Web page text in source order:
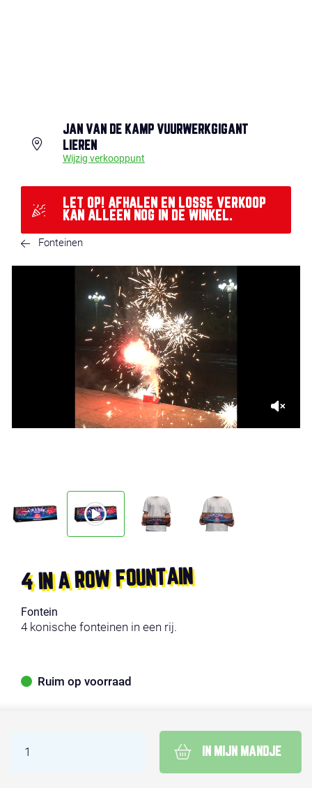
JAN VAN DE KAMP VUURWERKGIGANT
LIEREN
Wijzig verkooppunt
LET OP! AFHALEN EN LOSSE VERKOOP
KAN ALLEEN NOG IN DE WINKEL.
Fonteinen
4 IN A ROW FOUNTAIN
Fontein
4 konische fonteinen in een rij.
Ruim op voorraad
IN MIJN MANDJE